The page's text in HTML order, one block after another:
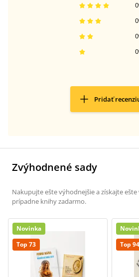
0
0
0
0
Pridať
Zvýhodnené sady
Nakupujte ešte výhodnejšie a získajte ešte
prípadne knihy zadarmo.
Novinka
Top 73
Top 94